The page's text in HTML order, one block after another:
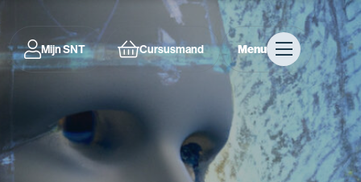
Mijn SNT Cursusmand Menu